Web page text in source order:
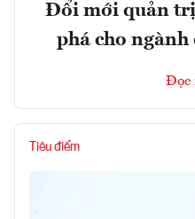
Đổi mới quản
phá cho
Đọc
Tiêu điểm